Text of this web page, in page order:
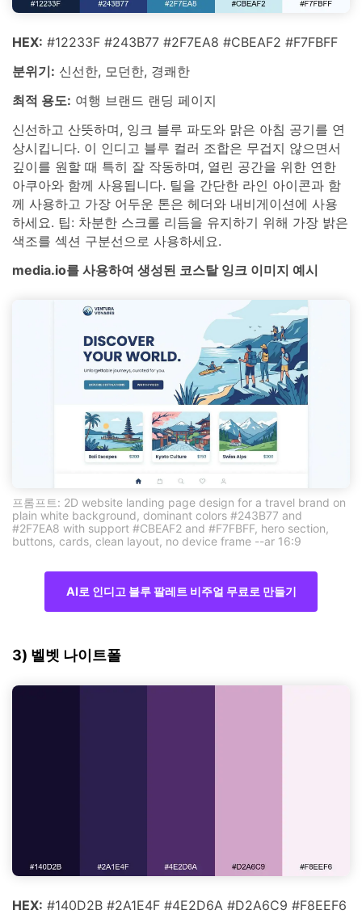
HEX: #12233F #243B77 #2F7EA8 #CBEAF2 #F7FBFF
분위기: 신선한, 모던한, 경쾌한
최적 용도: 여행 브랜드 랜딩 페이지
신선하고 산뜻하며, 잉크 블루 파도와 맑은 아침 공기를 연
상시킵니다. 이 인디고 블루 컬러 조합은 무겁지 않으면서
깊이를 원할 때 특히 잘 작동하며, 열린 공간을 위한 연한
아쿠아와 함께 사용됩니다. 틸을 간단한 라인 아이콘과 함
께 사용하고 가장 어두운 톤은 헤더와 내비게이션에 사용
하세요. 팁: 차분한 스크롤 리듬을 유지하기 위해 가장 밝은
색조를 섹션 구분선으로 사용하세요.
media.io를 사용하여 생성된 코스탈 잉크 이미지 예시
프롬프트: 2D website landing page design for a travel brand on
plain white background, dominant colors #243B77 and
#2F7EA8 with support #CBEAF2 and #F7FBFF, hero section,
buttons, cards, clean layout, no device frame --ar 16:9
AI로 인디고 블루 팔레트 비주얼 무료로 만들기
3) 벨벳 나이트폴
HEX: #140D2B #2A1E4F #4E2D6A #D2A6C9 #F8EEF6